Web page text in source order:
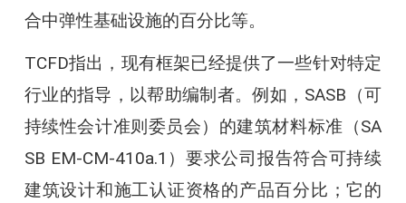
合中弹性基础设施的百分比等。
TCFD指出，现有框架已经提供了一些针对特定
行业的指导，以帮助编制者。例如，SASB（可
持续性会计准则委员会）的建筑材料标准（SA
SB EM-CM-410a.1）要求公司报告符合可持续
建筑设计和施工认证资格的产品百分比；它的